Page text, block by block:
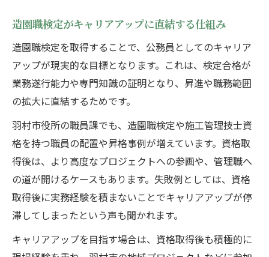
造園職検定がキャリアアップに直結する仕組み
造園職検定を取得することで、公務員としてのキャリア
アップが現実的な目標となります。これは、検定合格が
業務遂行能力や専門知識の証明となり、昇進や職務範囲
の拡大に直結するためです。
羽村市役所の職員課でも、造園職検定や施工管理技士資
格を持つ職員の配置や昇格事例が増えています。資格取
得後は、より高度なプロジェクトへの参画や、管理職へ
の道が開けるケースもあります。失敗例としては、資格
取得後に実務経験を積まないことでキャリアアップが停
滞してしまったという声も聞かれます。
キャリアアップを目指す場合は、資格取得後も積極的に